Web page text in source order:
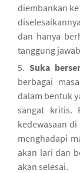
diembankan
dan hanya
tanggung
Suka
berbagai
dalam bentuk
sangat kritis.
kedewasaan
menghadapi
akan lari dan
akan selesai.